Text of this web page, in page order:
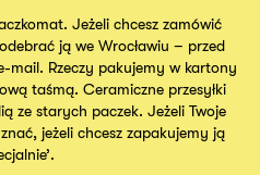
Jeżeli chcesz zamówić
ją we Wrocławiu – przed
mail. Rzeczy pakujemy w kartony
taśmą. Ceramiczne przesyłki
ze starych paczek. Jeżeli Twoje
jeżeli chcesz zapakujemy ją